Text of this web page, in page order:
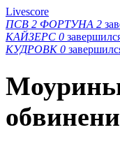
Livescore
ПСВ 2 ФОРТУНА 2
КАЙЗЕРС 0
КУДРОВК 0